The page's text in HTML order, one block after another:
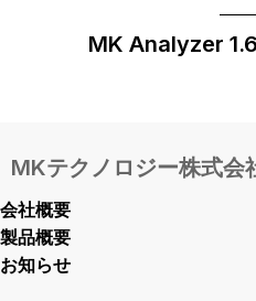
MK Analyzer
MKテクノロジー株式会
会社概要
製品概要
お知らせ